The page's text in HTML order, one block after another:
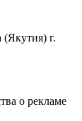
г.
о рекламе